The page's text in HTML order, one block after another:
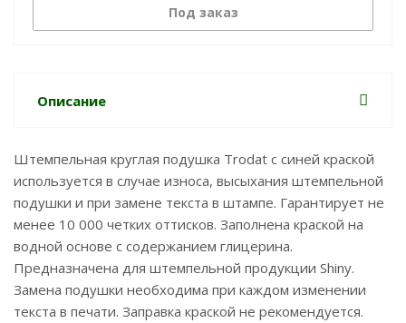
Под заказ
Описание
Штемпельная круглая подушка Trodat с синей краской
используется в случае износа, высыхания штемпельной
подушки и при замене текста в штампе. Гарантирует не
менее 10 000 четких оттисков. Заполнена краской на
водной основе с содержанием глицерина.
Предназначена для штемпельной продукции Shiny.
Замена подушки необходима при каждом изменении
текста в печати. Заправка краской не рекомендуется.